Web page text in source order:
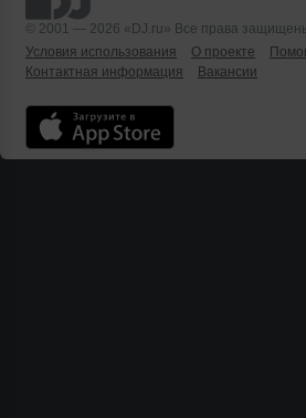
© 2001 — 2026 «DJ.ru» Все права
Условия использования
О проекте
Контактная информация
Вакансии